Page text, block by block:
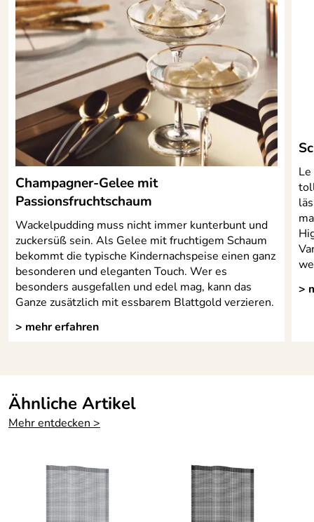
Champagner-Gelee mit
Passionsfruchtschaum
Wackelpudding muss nicht immer kunterbunt und
zuckersüß sein. Als Gelee mit fruchtigem Schaum
bekommt die typische Kindernachspeise einen ganz
besonderen und eleganten Touch. Wer es
besonders ausgefallen und edel mag, kann das
Ganze zusätzlich mit essbarem Blattgold verzieren.
> mehr erfahren
>
Ähnliche Artikel
Mehr entdecken >